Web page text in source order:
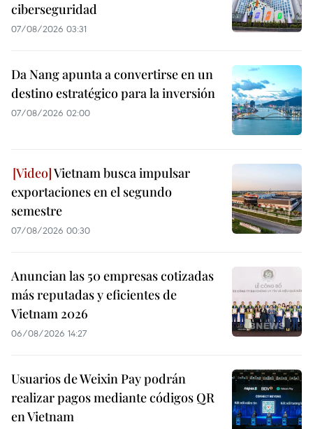
ciberseguridad
07/08/2026 03:31
Da Nang apunta a convertirse en un
destino estratégico para la inversión
07/08/2026 02:00
Vietnam busca impulsar
exportaciones en el segundo
semestre
07/08/2026 00:30
Anuncian las 50 empresas cotizadas
más reputadas y eficientes de
Vietnam 2026
06/08/2026 14:27
Usuarios de Weixin Pay podrán
realizar pagos mediante códigos QR
en Vietnam